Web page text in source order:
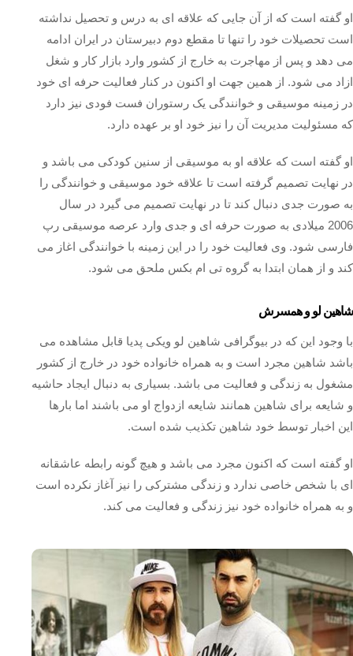
او گفته است که از آن جایی که علاقه ای به درس و تحصیل نداشته
است تحصیلات خود را تنها تا مقطع دوم دبیرستان در ایران ادامه
می دهد و پس از مهاجرت به خارج از کشور وارد بازار کار و شغل
ازاد می شود. از همین جهت او اکنون در کنار فعالیت حرفه‌ ای خود
در زمینه موسیقی و خوانندگی یک رستوران فست فودی نیز دارد
که مسئولیت مدیریت آن را نیز خود او بر عهده دارد.
او گفته است که علاقه او به موسیقی از سنین کودکی می باشد و
در نهایت تصمیم گرفته است تا علاقه خود موسیقی و خوانندگی را
به صورت جدی دنبال کند تا در نهایت تصمیم می گیرد در سال
2006 میلادی به صورت حرفه‌ ای و جدی وارد عرصه موسیقی رپ
فارسی شود. وی فعالیت خود را در این زمینه با خوانندگی اغاز می
کند و از همان ابتدا به گروه تی ام بکس ملحق می شود.
شاهین لو و همسرش
با وجود این که در بیوگرافی شاهین لو ویکی پدیا قابل مشاهده می
باشد شاهین مجرد است و به همراه خانواده خود در خارج از کشور
مشغول به زندگی و فعالیت می باشد. بسیاری به دنبال ایجاد حاشیه
و شایعه برای شاهین همانند شایعه ازدواج او می باشند اما بارها
این اخبار توسط خود شاهین تکذیب شده است.
او گفته است که اکنون مجرد می باشد و هیچ گونه رابطه عاشقانه
ای با شخص خاصی ندارد و زندگی مشترکی را نیز آغاز نکرده است
و به همراه خانواده خود نیز زندگی و فعالیت می کند.